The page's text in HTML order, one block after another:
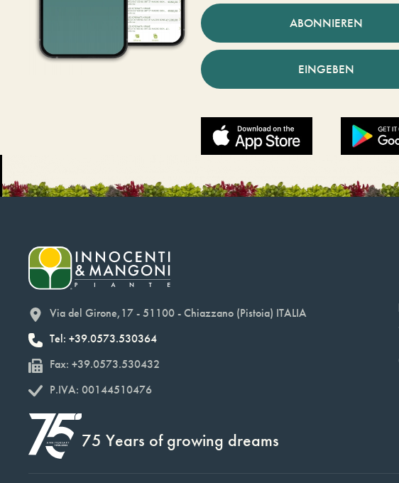
ABONNIEREN
EINGEBEN
Via del Girone,17 - 51100 - Chiazzano (Pistoia) ITALIA
Tel: +39.0573.530364
Fax: +39.0573.530432
P.IVA: 00144510476
75 Years of growing dreams